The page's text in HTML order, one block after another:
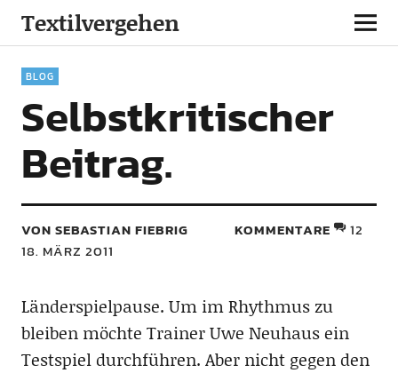
Textilvergehen
BLOG
Selbstkritischer
Beitrag.
VON SEBASTIAN FIEBRIG
18. MÄRZ 2011
KOMMENTARE 12
Länderspielpause. Um im Rhythmus zu
bleiben möchte Trainer Uwe Neuhaus ein
Testspiel durchführen. Aber nicht gegen den